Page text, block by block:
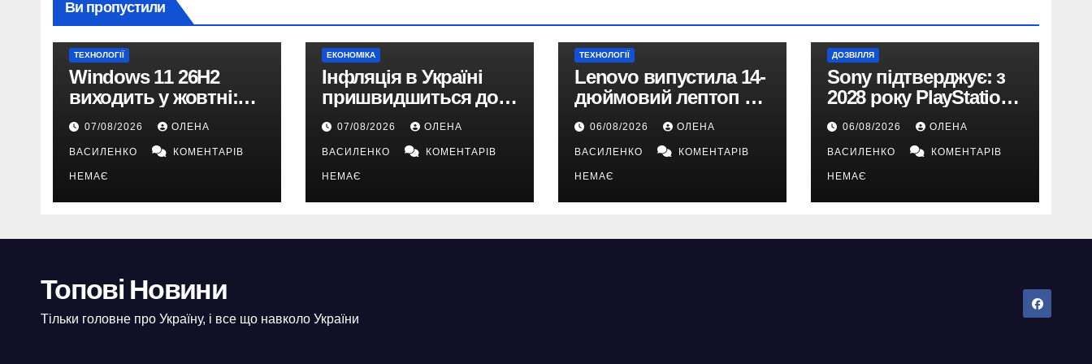
Ви пропустили
ТЕХНОЛОГІЇ
Windows 11 26H2
виходить у жовтні:
чому не варто
пропускати це
оновлення
07/08/2026 ОЛЕНА
ВАСИЛЕНКО КОМЕНТАРІВ
НЕМАЄ
ЕКОНОМІКА
Інфляція в Україні
пришвидшиться до
10% у 2026 році —
прогноз НБУ
07/08/2026 ОЛЕНА
ВАСИЛЕНКО КОМЕНТАРІВ
НЕМАЄ
ТЕХНОЛОГІЇ
Lenovo випустила 14-
дюймовий лептоп на
Snapdragon X2 з
автономністю понад
33 години
06/08/2026 ОЛЕНА
ВАСИЛЕНКО КОМЕНТАРІВ
НЕМАЄ
ДОЗВІЛЛЯ
Sony підтверджує: з
2028 року PlayStation
перейде виключно на
цифрові ігри
06/08/2026 ОЛЕНА
ВАСИЛЕНКО КОМЕНТАРІВ
НЕМАЄ
Топові Новини
Тільки головне про Україну, і все що навколо України